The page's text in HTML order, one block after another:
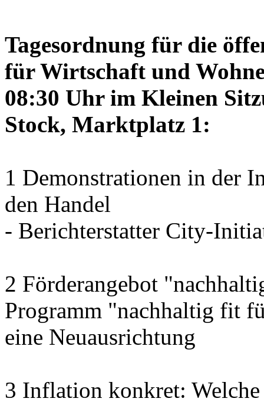
Tagesordnung für die
für Wirtschaft und
08:30 Uhr im Kleinen
Stock, Marktplatz 1:
1 Demonstrationen in der
den Handel
- Berichterstatter City-
2 Förderangebot
Programm "nachhaltig fit
eine Neuausrichtung
3 Inflation konkret: